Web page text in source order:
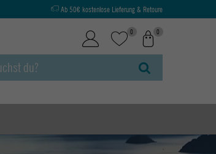
Ab 50€ kostenlose Lieferung & Retoure
0 0